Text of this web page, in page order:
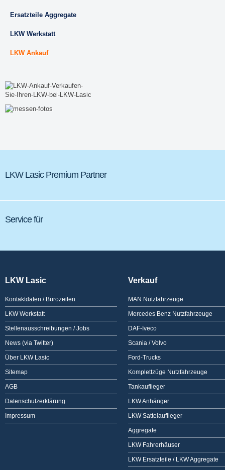
Ersatzteile Aggregate
LKW Werkstatt
LKW Ankauf
LKW Lasic Premium Partner
Service für
LKW Lasic
Kontaktdaten / Bürozeiten
LKW Werkstatt
Stellenausschreibungen / Jobs
News (via Twitter)
Über LKW Lasic
Sitemap
AGB
Datenschutzerklärung
Impressum
Verkauf
MAN Nutzfahrzeuge
Mercedes Benz Nutzfahrzeuge
DAF-Iveco
Scania / Volvo
Ford-Trucks
Komplettzüge Nutzfahrzeuge
Tankauflieger
LKW Anhänger
LKW Sattelauflieger
Aggregate
LKW Fahrerhäuser
LKW Ersatzteile / LKW Aggregate